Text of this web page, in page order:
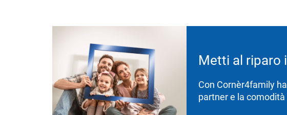
Metti al riparo
Con Cornèr4family
partner e la